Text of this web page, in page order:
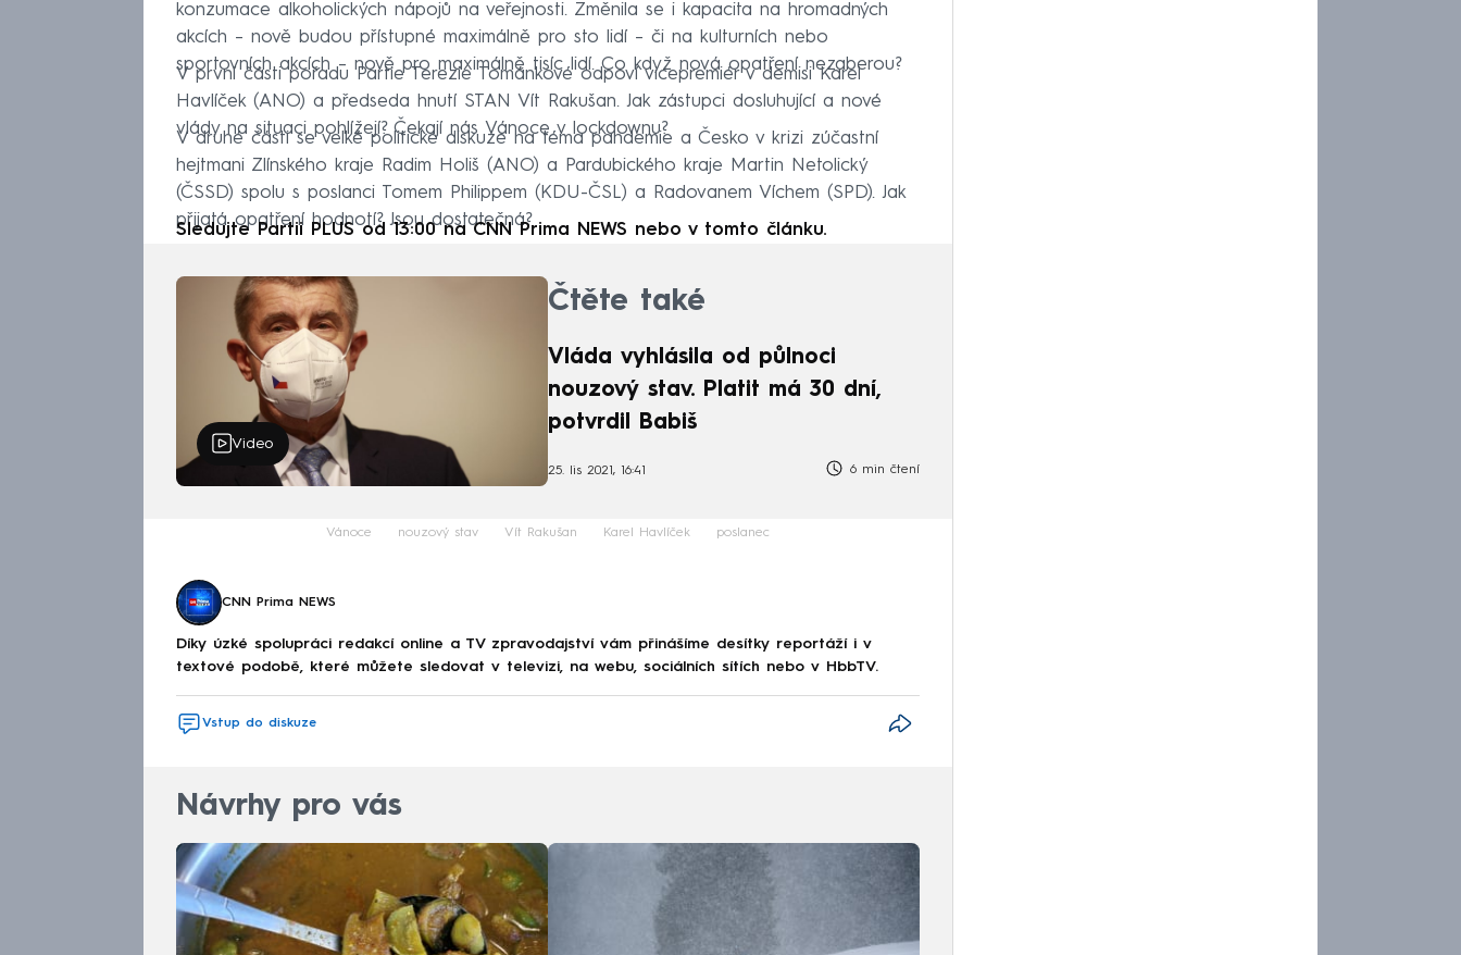
konzumace alkoholických nápojů na veřejnosti. Změnila se i kapacita na hromadných
akcích – nově budou přístupné maximálně pro sto lidí –⁠ či na kulturních nebo
sportovních akcích – nově pro maximálně tisíc lidí. Co když nová opatření nezaberou?
V první části pořadu Partie Terezie Tománkové odpoví vicepremiér v demisi Karel
Havlíček (ANO) a předseda hnutí STAN Vít Rakušan. Jak zástupci dosluhující a nové
vlády na situaci pohlížejí? Čekají nás Vánoce v lockdownu?
V druhé části se velké politické diskuze na téma pandemie a Česko v krizi zúčastní
hejtmani Zlínského kraje Radim Holiš (ANO) a Pardubického kraje Martin Netolický
(ČSSD) spolu s poslanci Tomem Philippem (KDU-ČSL) a Radovanem Víchem (SPD). Jak
přijatá opatření hodnotí? Jsou dostatečná?
Sledujte Partii PLUS od 13:00 na CNN Prima NEWS nebo v tomto článku.
Video
Čtěte také
Vláda vyhlásila od půlnoci
nouzový stav. Platit má 30 dní,
potvrdil Babiš
25. lis 2021, 16:41 6 min čtení
Vánoce nouzový stav Vít Rakušan Karel Havlíček poslanec
CNN Prima NEWS
Díky úzké spolupráci redakcí online a TV zpravodajství vám přinášíme desítky reportáží i v
textové podobě, které můžete sledovat v televizi, na webu, sociálních sítích nebo v HbbTV.
Vstup do diskuze
Návrhy pro vás